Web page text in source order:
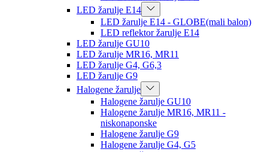
LED žarulje E14
LED žarulje E14 - GLOBE(mali balon)
LED reflektor žarulje E14
LED žarulje GU10
LED žarulje MR16, MR11
LED žarulje G4, G6,3
LED žarulje G9
Halogene žarulje
Halogene žarulje GU10
Halogene žarulje MR16, MR11 -
niskonaponske
Halogene žarulje G9
Halogene žarulje G4, G5